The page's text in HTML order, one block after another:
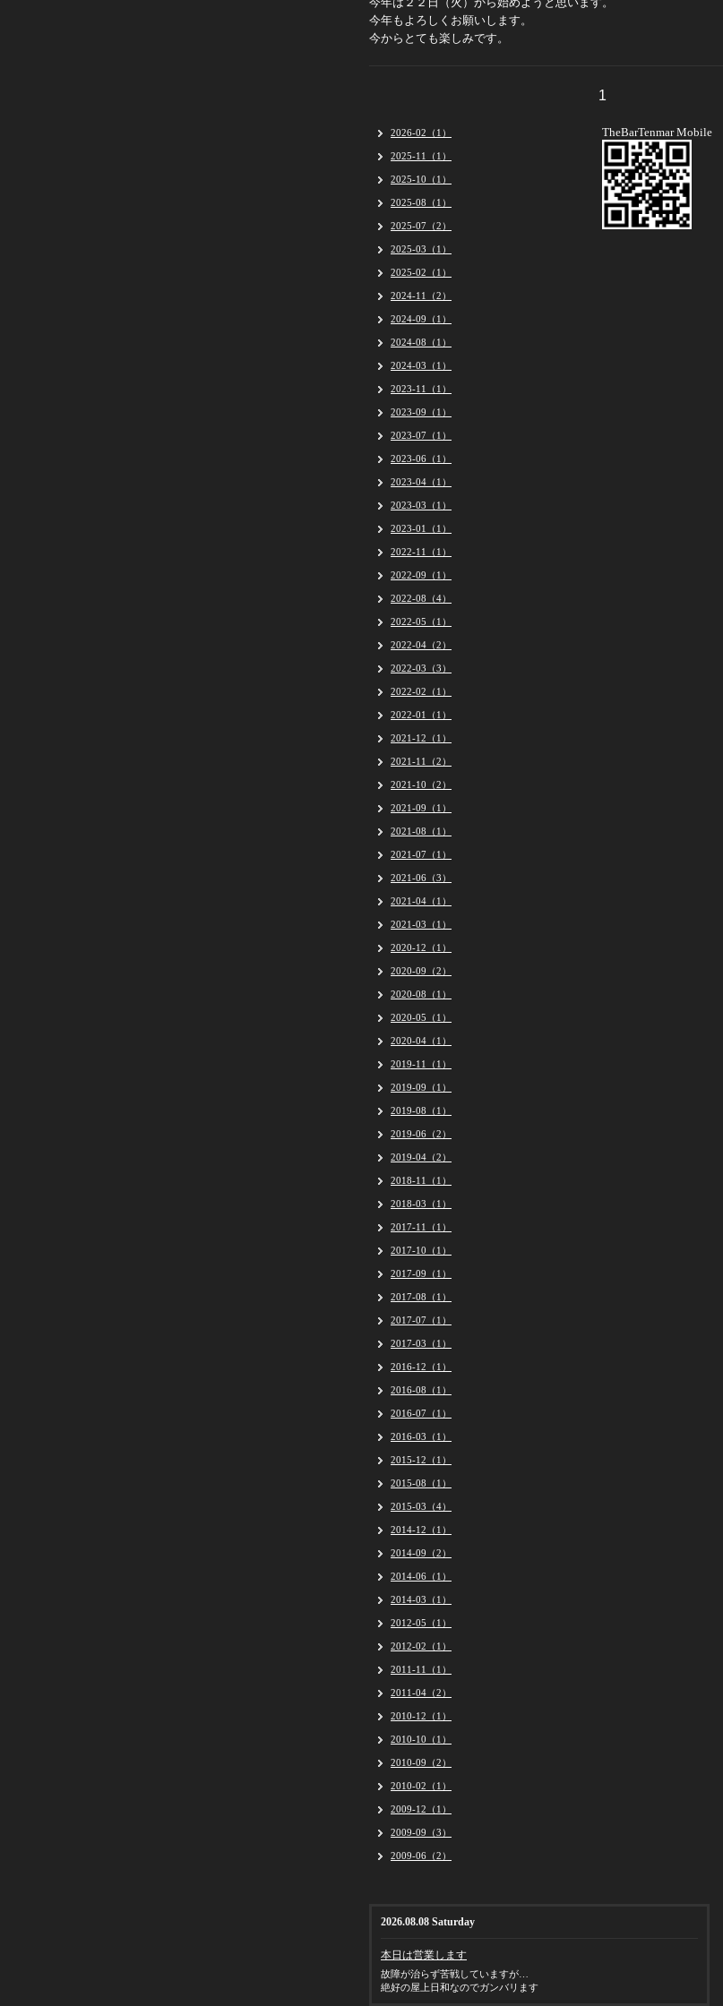
今年もよろしくお願いします。
今からとても楽しみです。
1
2026-02（1）
2025-11（1）
2025-10（1）
2025-08（1）
2025-07（2）
2025-03（1）
2025-02（1）
2024-11（2）
2024-09（1）
2024-08（1）
2024-03（1）
2023-11（1）
2023-09（1）
2023-07（1）
2023-06（1）
2023-04（1）
2023-03（1）
2023-01（1）
2022-11（1）
2022-09（1）
2022-08（4）
2022-05（1）
2022-04（2）
2022-03（3）
2022-02（1）
2022-01（1）
2021-12（1）
2021-11（2）
2021-10（2）
2021-09（1）
2021-08（1）
2021-07（1）
2021-06（3）
2021-04（1）
2021-03（1）
2020-12（1）
2020-09（2）
2020-08（1）
2020-05（1）
2020-04（1）
2019-11（1）
2019-09（1）
2019-08（1）
2019-06（2）
2019-04（2）
2018-11（1）
2018-03（1）
2017-11（1）
2017-10（1）
2017-09（1）
2017-08（1）
2017-07（1）
2017-03（1）
2016-12（1）
2016-08（1）
2016-07（1）
2016-03（1）
2015-12（1）
2015-08（1）
2015-03（4）
2014-12（1）
2014-09（2）
2014-06（1）
2014-03（1）
2012-05（1）
2012-02（1）
2011-11（1）
2011-04（2）
2010-12（1）
2010-10（1）
2010-09（2）
2010-02（1）
2009-12（1）
2009-09（3）
2009-06（2）
2026.08.08 Saturday
本日は営業します
故障が治らず苦戦していますが…
絶好の屋上日和なのでガンバリます
TheBarTenmar Mobile